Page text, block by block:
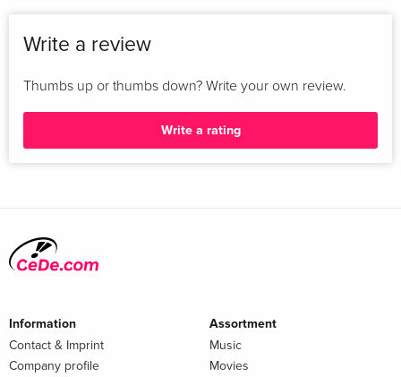
Write a review
Thumbs up or thumbs down? Write your own review.
Write a rating
Information
Contact & Imprint
Company profile
Assortment
Music
Movies